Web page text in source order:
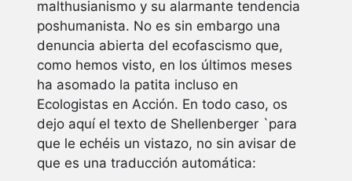
malthusianismo y su alarmante tendencia
poshumanista. No es sin embargo una
denuncia abierta del ecofascismo que,
como hemos visto, en los últimos meses
ha asomado la patita incluso en
Ecologistas en Acción. En todo caso, os
dejo aquí el texto de Shellenberger `para
que le echéis un vistazo, no sin avisar de
que es una traducción automática: